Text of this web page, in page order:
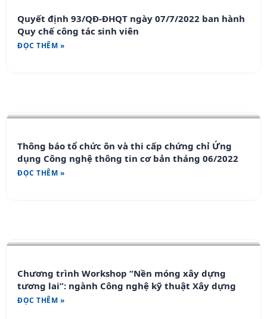
Quyết định 93/QĐ-ĐHQT ngày 07/7/2022 ban hành
Quy chế công tác sinh viên
ĐỌC THÊM »
Thông báo tổ chức ôn và thi cấp chứng chỉ Ứng
dụng Công nghệ thông tin cơ bản tháng 06/2022
ĐỌC THÊM »
Chương trình Workshop “Nền móng xây dựng
tương lai”: ngành Công nghệ kỹ thuật Xây dựng
ĐỌC THÊM »